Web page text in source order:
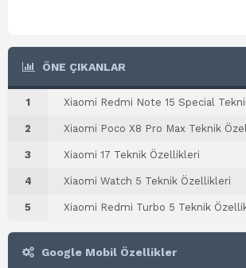
ÖNE ÇIKANLAR
1 Xiaomi Redmi Note 15 Special
2 Xiaomi Poco X8 Pro Max Teknik
3 Xiaomi 17 Teknik Özellikleri
4 Xiaomi Watch 5 Teknik Özellikleri
5 Xiaomi Redmi Turbo 5 Teknik
Google Mobil Özellikler